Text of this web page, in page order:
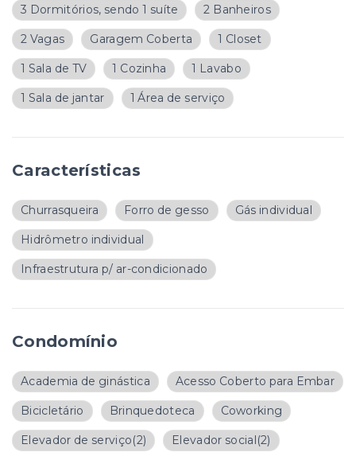
3 Dormitórios, sendo 1 suíte 2 Banheiros
2 Vagas Garagem Coberta 1 Closet
1 Sala de TV 1 Cozinha 1 Lavabo
1 Sala de jantar 1 Área de serviço
Características
Churrasqueira Forro de gesso Gás individual
Hidrômetro individual
Infraestrutura p/ ar-condicionado
Condomínio
Academia de ginástica Acesso Coberto para Embar
Bicicletário Brinquedoteca Coworking
Elevador de serviço(2) Elevador social(2)